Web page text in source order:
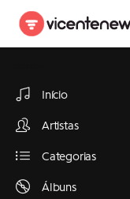
Início
Artistas
Categorias
Álbuns